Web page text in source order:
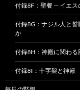
付録8F：聖餐 — イエ
付録8G：ナジル人と
か
付録8H：神殿に関わ
付録8I：十字架と神殿